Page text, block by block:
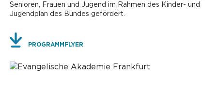
Senioren, Frauen und Jugend im Rahmen des Kinder- und
Jugendplan des Bundes gefördert.
PROGRAMMFLYER